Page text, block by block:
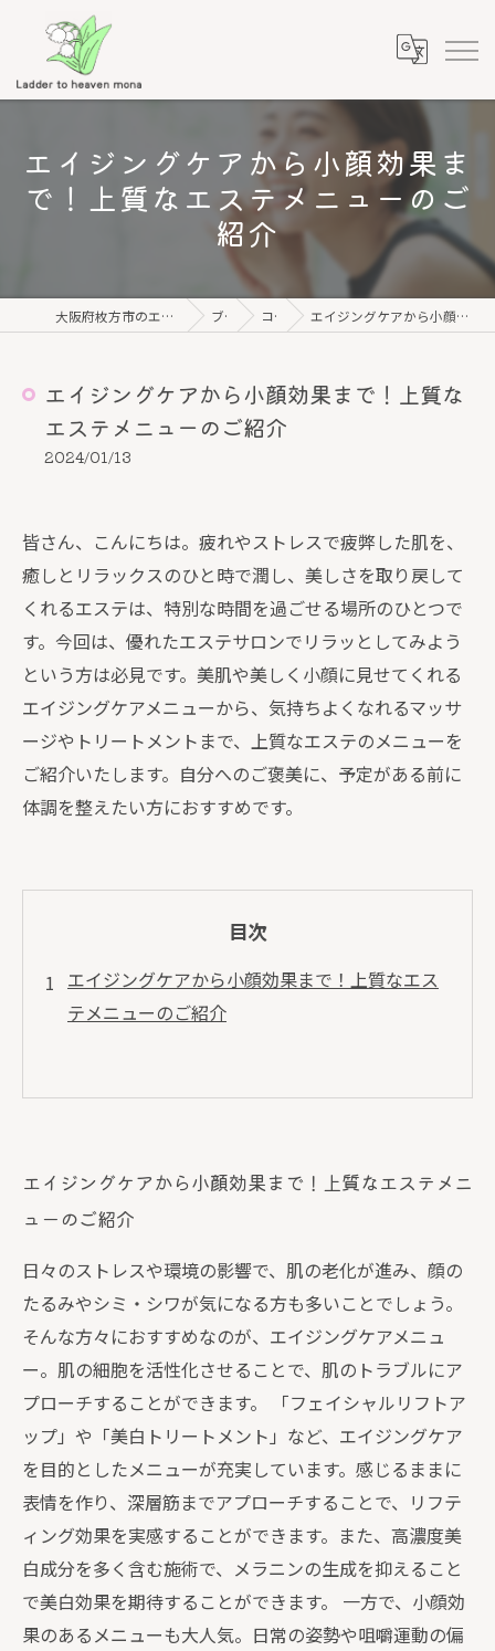
エイジングケアから小顔効果ま
で！上質なエステメニューのご
紹介
大阪府枚方市のエステならLadder to heaven Mona ブログ コラム エイジングケアから小顔効果まで！上質なエステメニューのご紹介
エイジングケアから小顔効果まで！上質な
エステメニューのご紹介
2024/01/13
皆さん、こんにちは。疲れやストレスで疲弊した肌を、
癒しとリラックスのひと時で潤し、美しさを取り戻して
くれるエステは、特別な時間を過ごせる場所のひとつで
す。今回は、優れたエステサロンでリラッとしてみよう
という方は必見です。美肌や美しく小顔に見せてくれる
エイジングケアメニューから、気持ちよくなれるマッサ
ージやトリートメントまで、上質なエステのメニューを
ご紹介いたします。自分へのご褒美に、予定がある前に
体調を整えたい方におすすめです。
目次
エイジングケアから小顔効果まで！上質なエス
テメニューのご紹介
エイジングケアから小顔効果まで！上質なエステメニ
ューのご紹介
日々のストレスや環境の影響で、肌の老化が進み、顔の
たるみやシミ・シワが気になる方も多いことでしょう。
そんな方々におすすめなのが、エイジングケアメニュ
ー。肌の細胞を活性化させることで、肌のトラブルにア
プローチすることができます。 「フェイシャルリフトア
ップ」や「美白トリートメント」など、エイジングケア
を目的としたメニューが充実しています。感じるままに
表情を作り、深層筋までアプローチすることで、リフテ
ィング効果を実感することができます。また、高濃度美
白成分を多く含む施術で、メラニンの生成を抑えること
で美白効果を期待することができます。 一方で、小顔効
果のあるメニューも大人気。日常の姿勢や咀嚼運動の偏